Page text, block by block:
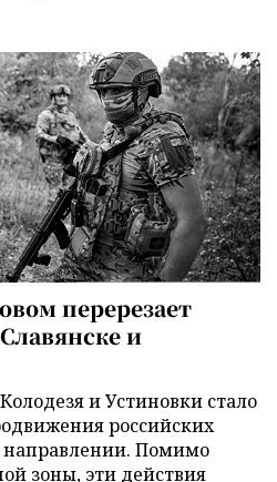
перерезает
и
и Устиновки стало
российских
направлении. Помимо
зоны, эти действия